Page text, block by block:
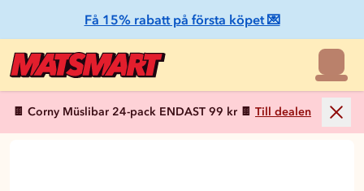
Få 15% rabatt på första köpet 💌
🍫 Corny Müslibar 24-pack ENDAST 99 kr 🍫 Till dealen